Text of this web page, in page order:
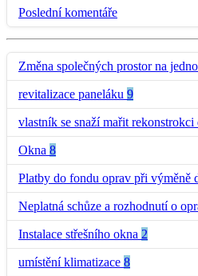
Poslední komentáře
Změna společných prostor na
revitalizace paneláku 9
vlastník se snaží mařit rekonstrokci
Okna 8
Platby do fondu oprav při výměně
Neplatná schůze a rozhodnutí o
Instalace střešního okna 2
umístění klimatizace 8